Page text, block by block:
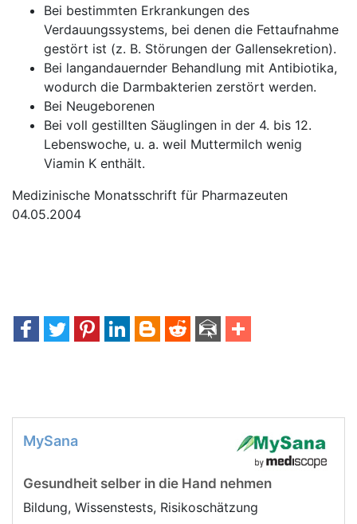
Bei bestimmten Erkrankungen des
Verdauungssystems, bei denen die Fettaufnahme
gestört ist (z. B. Störungen der Gallensekretion).
Bei langandauernder Behandlung mit Antibiotika,
wodurch die Darmbakterien zerstört werden.
Bei Neugeborenen
Bei voll gestillten Säuglingen in der 4. bis 12.
Lebenswoche, u. a. weil Muttermilch wenig
Viamin K enthält.
Medizinische Monatsschrift für Pharmazeuten
04.05.2004
MySana
Gesundheit selber in die Hand nehmen
Bildung, Wissenstests, Risikoschätzung